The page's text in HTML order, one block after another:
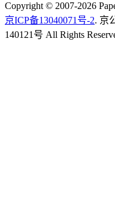
Copyright © 2007-2026
京ICP备13040071号-2. 京
140121号 All Rights